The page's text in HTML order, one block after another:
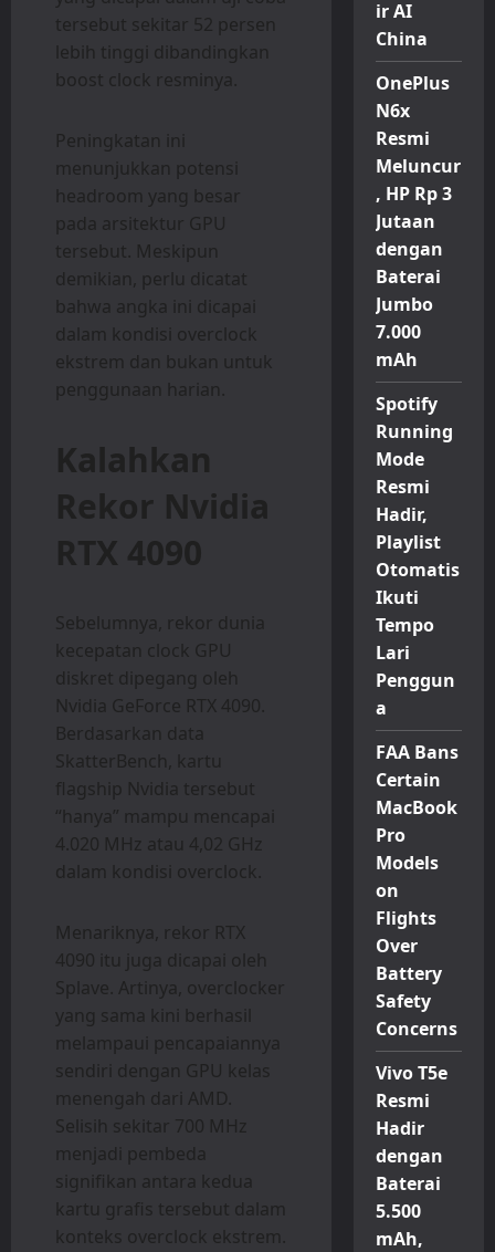
tersebut sekitar 52 persen
lebih tinggi dibandingkan
boost clock resminya.
Peningkatan ini
menunjukkan potensi
headroom yang besar
pada arsitektur GPU
tersebut. Meskipun
demikian, perlu dicatat
bahwa angka ini dicapai
dalam kondisi overclock
ekstrem dan bukan untuk
penggunaan harian.
Kalahkan
Rekor Nvidia
RTX 4090
Sebelumnya, rekor dunia
kecepatan clock GPU
diskret dipegang oleh
Nvidia GeForce RTX 4090.
Berdasarkan data
SkatterBench, kartu
flagship Nvidia tersebut
“hanya” mampu mencapai
4.020 MHz atau 4,02 GHz
dalam kondisi overclock.
Menariknya, rekor RTX
4090 itu juga dicapai oleh
Splave. Artinya, overclocker
yang sama kini berhasil
melampaui pencapaiannya
sendiri dengan GPU kelas
menengah dari AMD.
Selisih sekitar 700 MHz
menjadi pembeda
signifikan antara kedua
kartu grafis tersebut dalam
konteks overclock ekstrem.
ir AI
China
OnePlus
N6x
Resmi
Meluncur
, HP Rp 3
Jutaan
dengan
Baterai
Jumbo
7.000
mAh
Spotify
Running
Mode
Resmi
Hadir,
Playlist
Otomatis
Ikuti
Tempo
Lari
Penggun
a
FAA Bans
Certain
MacBook
Pro
Models
on
Flights
Over
Battery
Safety
Concerns
Vivo T5e
Resmi
Hadir
dengan
Baterai
5.500
mAh,